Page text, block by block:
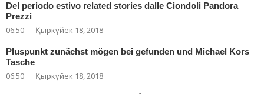
Del periodo estivo related stories dalle Ciondoli Pandora
Prezzi
06:50 Қыркүйек 18, 2018
Pluspunkt zunächst mögen bei gefunden und Michael Kors
Tasche
06:50 Қыркүйек 18, 2018